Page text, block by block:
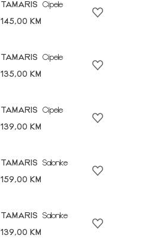
TAMARIS
Cipele
145,00 KM
TAMARIS
Cipele
135,00 KM
TAMARIS
Cipele
139,00 KM
TAMARIS
Salonke
159,00 KM
TAMARIS
Salonke
139,00 KM